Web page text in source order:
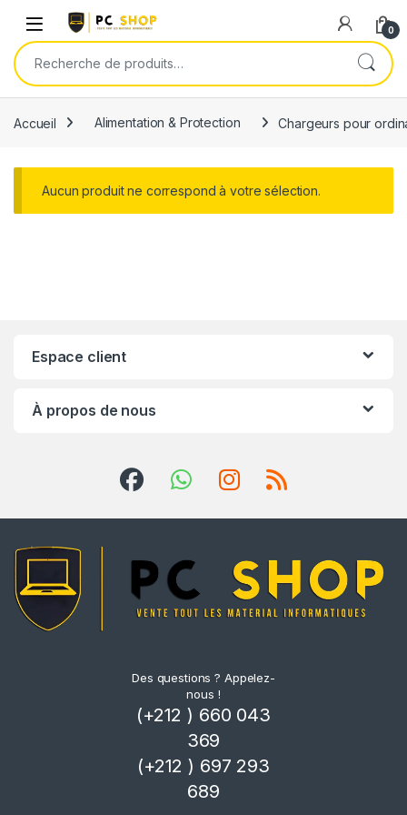
Skip to navigation
Skip to content
0
Recherche pour :
Accueil Alimentation & Protection Chargeurs pour
Aucun produit ne correspond à votre sélection.
Espace client
À propos de nous
Des questions ? Appelez-
nous !
(+212 ) 660 043
369
(+212 ) 697 293
689